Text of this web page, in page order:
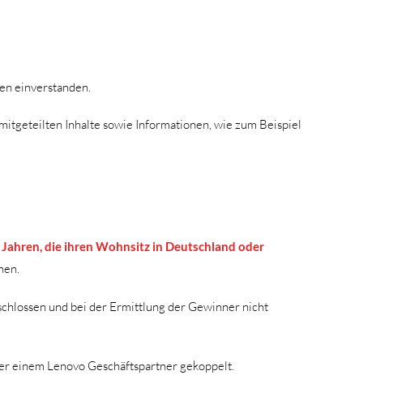
einverstanden.
Inhalte sowie Informationen, wie zum Beispiel
die ihren Wohnsitz in Deutschland oder
und bei der Ermittlung der Gewinner nicht
einem Lenovo Geschäftspartner gekoppelt.